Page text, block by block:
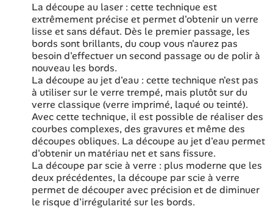
La découpe au laser : cette technique est
extrêmement précise et permet d'obtenir un verre
lisse et sans défaut. Dès le premier passage, les
bords sont brillants, du coup vous n'aurez pas
besoin d'effectuer un second passage ou de polir à
nouveau les bords.
La découpe au jet d'eau : cette technique n'est pas
à utiliser sur le verre trempé, mais plutôt sur du
verre classique (verre imprimé, laqué ou teinté).
Avec cette technique, il est possible de réaliser des
courbes complexes, des gravures et même des
découpes obliques. La découpe au jet d'eau permet
d'obtenir un matériau net et sans fissure.
La découpe par scie à verre : plus moderne que les
deux précédentes, la découpe par scie à verre
permet de découper avec précision et de diminuer
le risque d'irrégularité sur les bords.